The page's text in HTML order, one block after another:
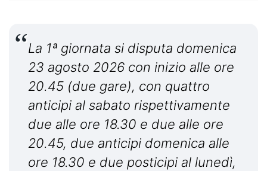
La 1ª giornata si disputa domenica
23 agosto 2026 con inizio alle ore
20.45 (due gare), con quattro
anticipi al sabato rispettivamente
due alle ore 18.30 e due alle ore
20.45, due anticipi domenica alle
ore 18.30 e due posticipi al lunedì,